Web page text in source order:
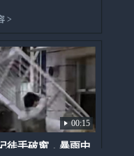
>
00:15
徒手破窗，暴雨中